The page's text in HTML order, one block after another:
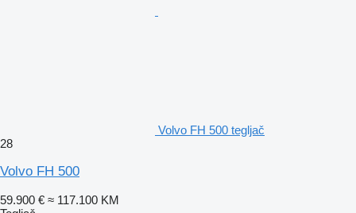
Volvo FH 500 tegljač
28
Volvo FH 500
59.900 € ≈ 117.100 KM